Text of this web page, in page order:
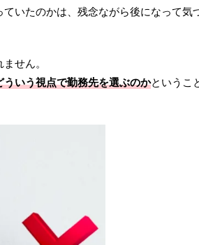
いたのかは、残念ながら後になって気
せん。
いう視点で勤務先を選ぶのかというこ